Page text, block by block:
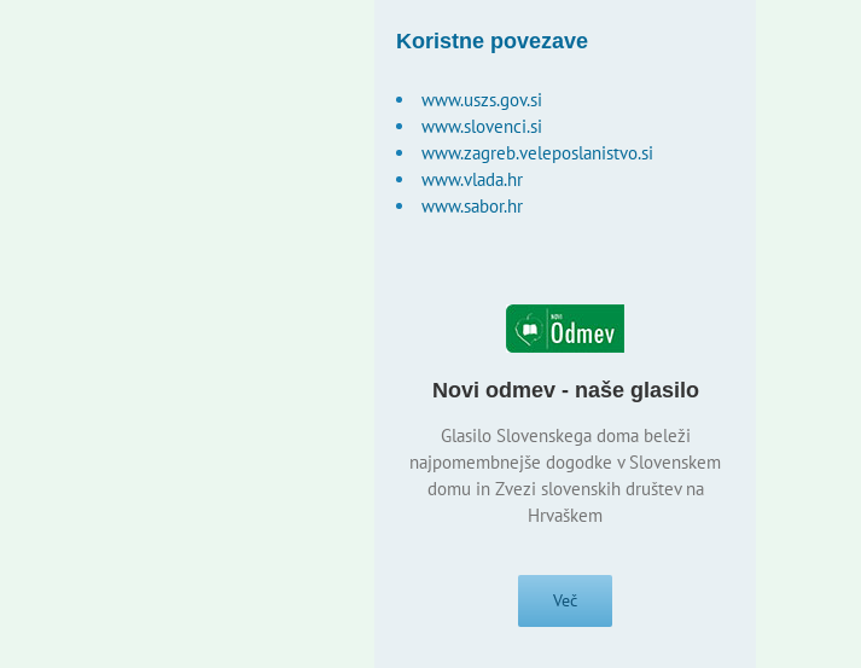
Koristne povezave
www.uszs.gov.si
www.slovenci.si
www.zagreb.veleposlanistvo.si
www.vlada.hr
www.sabor.hr
Novi odmev - naše glasilo
Glasilo Slovenskega doma beleži
najpomembnejše dogodke v Slovenskem
domu in Zvezi slovenskih društev na
Hrvaškem
Več